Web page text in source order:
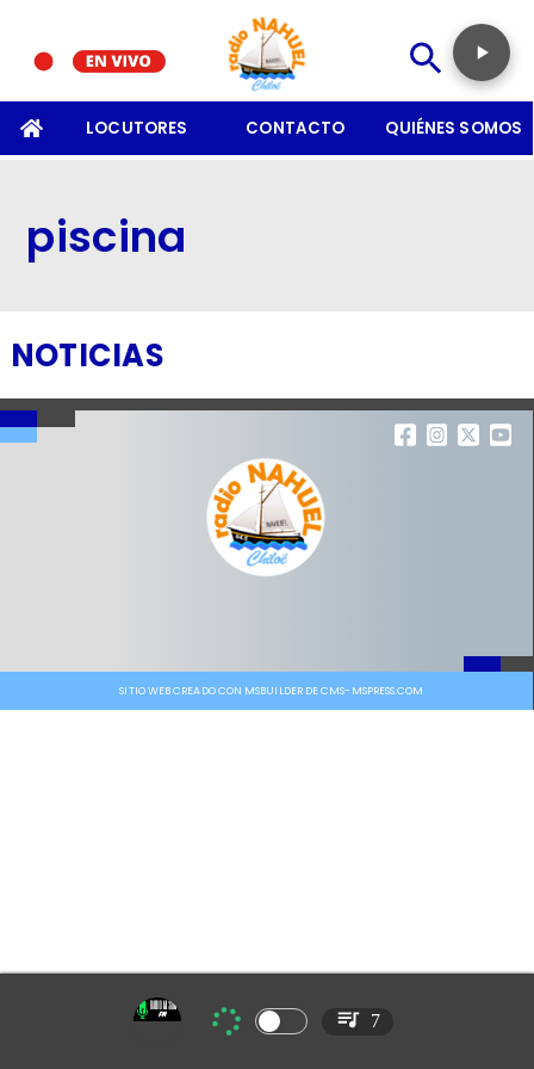
LOCUTORES CONTACTO QUIÉNES SOMOS
piscina
NOTICIAS
SITIO WEB CREADO CON MSBUILDER DE CMS-MSPRESS.COM
7